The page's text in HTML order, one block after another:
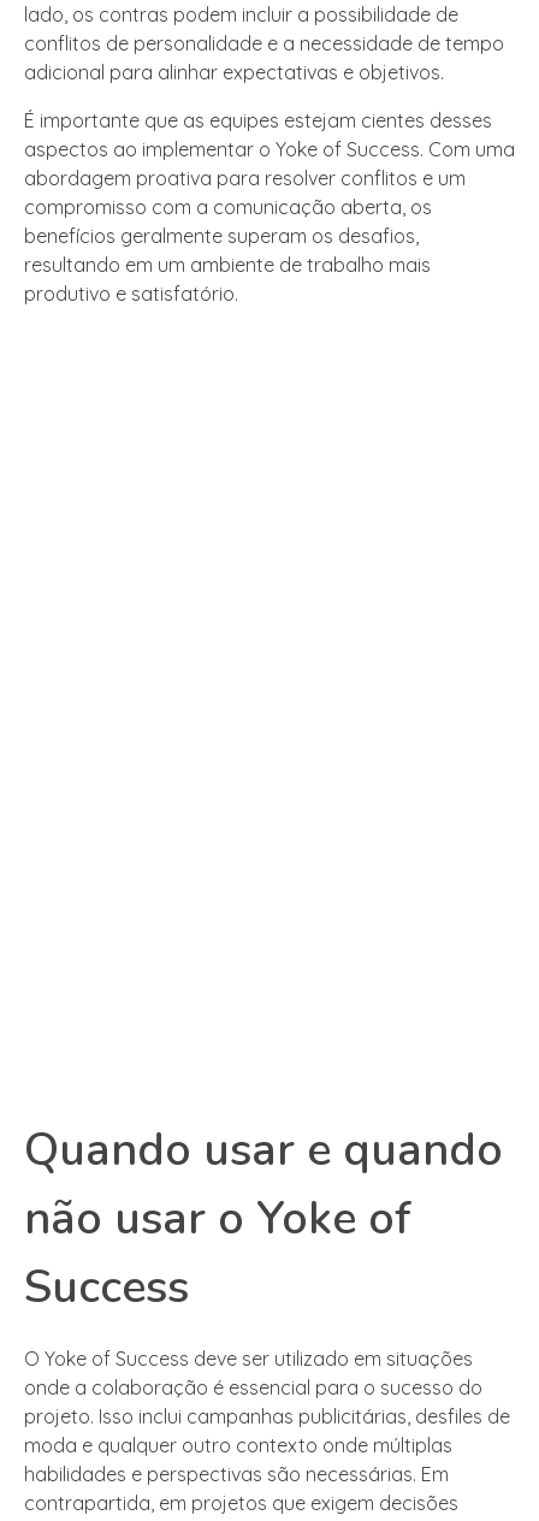
lado, os contras podem incluir a possibilidade de
conflitos de personalidade e a necessidade de tempo
adicional para alinhar expectativas e objetivos.
É importante que as equipes estejam cientes desses
aspectos ao implementar o Yoke of Success. Com uma
abordagem proativa para resolver conflitos e um
compromisso com a comunicação aberta, os
benefícios geralmente superam os desafios,
resultando em um ambiente de trabalho mais
produtivo e satisfatório.
Quando usar e quando
não usar o Yoke of
Success
O Yoke of Success deve ser utilizado em situações
onde a colaboração é essencial para o sucesso do
projeto. Isso inclui campanhas publicitárias, desfiles de
moda e qualquer outro contexto onde múltiplas
habilidades e perspectivas são necessárias. Em
contrapartida, em projetos que exigem decisões